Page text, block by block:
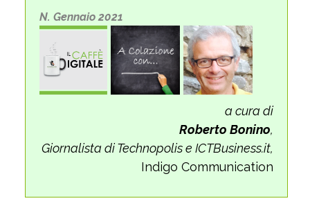
N. Gennaio 2021
a cura di
Roberto Bonino,
Giornalista di Technopolis e ICTBusiness.it,
Indigo Communication